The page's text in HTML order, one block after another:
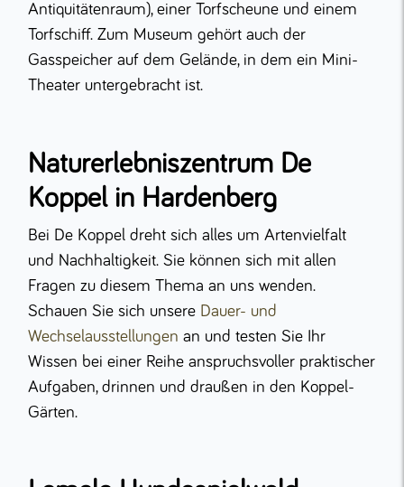
Antiquitätenraum), einer Torfscheune und einem
Torfschiff. Zum Museum gehört auch der
Gasspeicher auf dem Gelände, in dem ein Mini-
Theater untergebracht ist.
Naturerlebniszentrum De
Koppel in Hardenberg
Bei De Koppel dreht sich alles um Artenvielfalt
und Nachhaltigkeit. Sie können sich mit allen
Fragen zu diesem Thema an uns wenden.
Schauen Sie sich unsere Dauer- und
Wechselausstellungen an und testen Sie Ihr
Wissen bei einer Reihe anspruchsvoller praktischer
Aufgaben, drinnen und draußen in den Koppel-
Gärten.